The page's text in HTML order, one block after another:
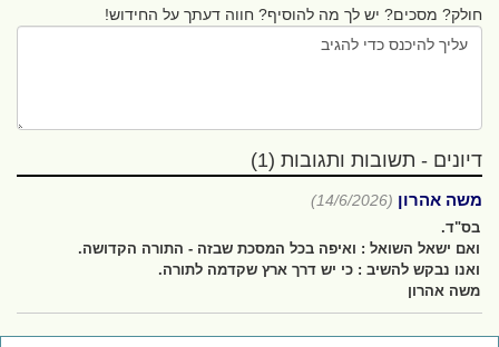
חולק? מסכים? יש לך מה להוסיף? חווה דעתך על החידוש!
דיונים - תשובות ותגובות (1)
משה אהרון (14/6/2026)
בס"ד.
ואם ישאל השואל : ואיפה בכל המסכת שבזה - התורה הקדושה.
ואנו נבקש להשיב : כי יש דרך ארץ שקדמה לתורה.
משה אהרון